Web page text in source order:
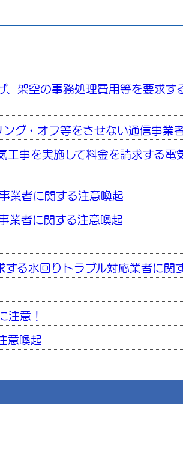
架空の事務処理費用等を要求す
グ・オフ等をさせない通信事業
事を実施して料金を請求する電
業者に関する注意喚起
業者に関する注意喚起
る水回りトラブル対応業者に関
注意！
意喚起